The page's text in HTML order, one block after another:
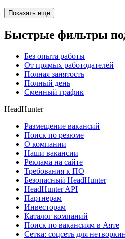
Показать ещё
Быстрые фильтры
Без опыта работы
От прямых работодателей
Полная занятость
Полный день
Сменный график
HeadHunter
Размещение вакансий
Поиск по резюме
О компании
Наши вакансии
Реклама на сайте
Требования к ПО
Безопасный HeadHunter
HeadHunter API
Партнерам
Инвесторам
Каталог компаний
Поиск по вакансиям в Аяте
Сетка: соцсеть для